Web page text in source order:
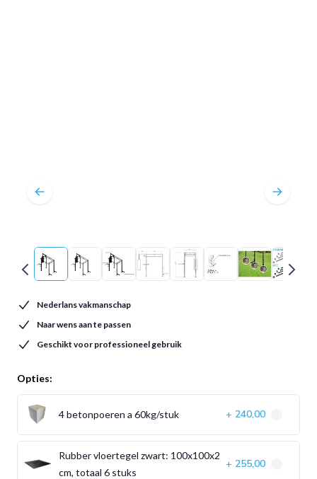
Nederlans vakmanschap
Naar wens aan te passen
Geschikt voor professioneel gebruik
Opties:
4 betonpoeren a 60kg/stuk + 240,00
Rubber vloertegel zwart: 100x100x2
cm, totaal 6 stuks
+ 255,00